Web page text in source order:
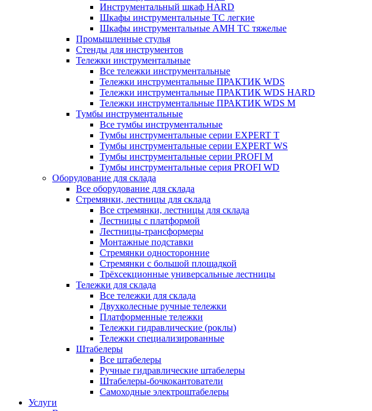
Инструментальный шкаф HARD
Шкафы инструментальные ТС легкие
Шкафы инструментальные AMH TC тяжелые
Промышленные стулья
Стенды для инструментов
Тележки инструментальные
Все тележки инструментальные
Тележки инструментальные ПРАКТИК WDS
Тележки инструментальные ПРАКТИК WDS HARD
Тележки инструментальные ПРАКТИК WDS M
Тумбы инструментальные
Все тумбы инструментальные
Тумбы инструментальные серии EXPERT T
Тумбы инструментальные серии EXPERT WS
Тумбы инструментальные серии PROFI M
Тумбы инструментальные серия PROFI WD
Оборудование для склада
Все оборудование для склада
Стремянки, лестницы для склада
Все стремянки, лестницы для склада
Лестницы с платформой
Лестницы-трансформеры
Монтажные подставки
Стремянки односторонние
Стремянки с большой площадкой
Трёхсекционные универсальные лестницы
Тележки для склада
Все тележки для склада
Двухколесные ручные тележки
Платформенные тележки
Тележки гидравлические (роклы)
Тележки специализированные
Штабелеры
Все штабелеры
Ручные гидравлические штабелеры
Штабелеры-бочкокантователи
Самоходные электроштабелеры
Услуги